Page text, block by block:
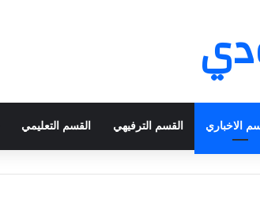
الاخباري القسم الترفيهي القسم التعليمي